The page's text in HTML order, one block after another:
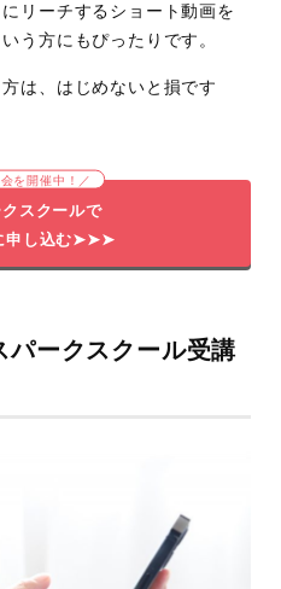
リーチするショート動画を
う方にもぴったりです。
は、はじめないと損です
を開催中！／
スクールで
申し込む➤➤➤
パークスクール受講